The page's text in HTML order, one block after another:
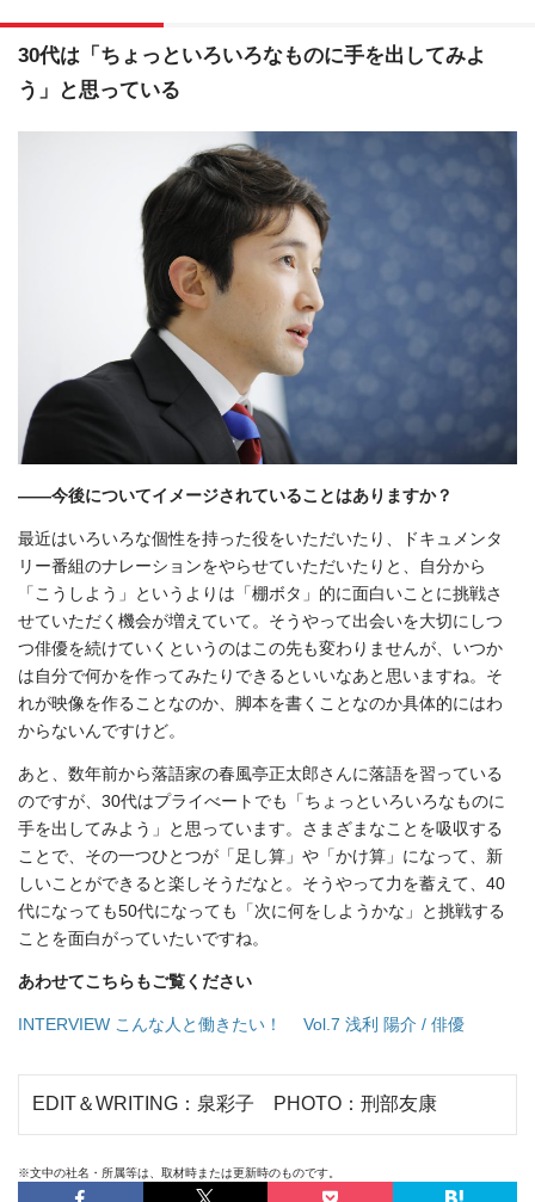
30代は「ちょっといろいろなものに手を出してみよ
う」と思っている
――今後についてイメージされていることはありますか？
最近はいろいろな個性を持った役をいただいたり、ドキュメンタ
リー番組のナレーションをやらせていただいたりと、自分から
「こうしよう」というよりは「棚ボタ」的に面白いことに挑戦さ
せていただく機会が増えていて。そうやって出会いを大切にしつ
つ俳優を続けていくというのはこの先も変わりませんが、いつか
は自分で何かを作ってみたりできるといいなあと思いますね。そ
れが映像を作ることなのか、脚本を書くことなのか具体的にはわ
からないんですけど。
あと、数年前から落語家の春風亭正太郎さんに落語を習っている
のですが、30代はプライべートでも「ちょっといろいろなものに
手を出してみよう」と思っています。さまざまなことを吸収する
ことで、その一つひとつが「足し算」や「かけ算」になって、新
しいことができると楽しそうだなと。そうやって力を蓄えて、40
代になっても50代になっても「次に何をしようかな」と挑戦する
ことを面白がっていたいですね。
あわせてこちらもご覧ください
INTERVIEW こんな人と働きたい！ Vol.7 浅利 陽介 / 俳優
EDIT＆WRITING：泉彩子 PHOTO：刑部友康
※文中の社名・所属等は、取材時または更新時のものです。